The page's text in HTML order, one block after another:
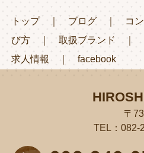
トップ｜ ブログ コ
び方 ｜ 取扱ブランド ｜
求人情報 ｜ facebook
〒
TEL：